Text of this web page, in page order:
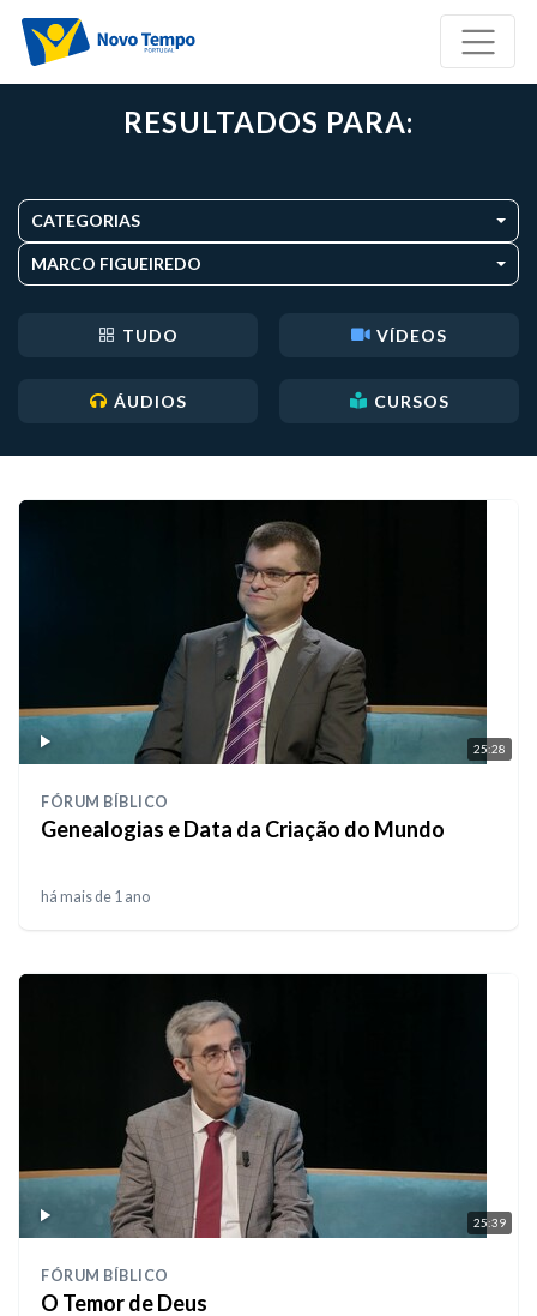
RESULTADOS PARA:
CATEGORIAS
MARCO FIGUEIREDO
TUDO VÍDEOS
ÁUDIOS CURSOS
25:28
FÓRUM BÍBLICO
Genealogias e Data da Criação do Mundo
há mais de 1 ano
25:39
FÓRUM BÍBLICO
O Temor de Deus